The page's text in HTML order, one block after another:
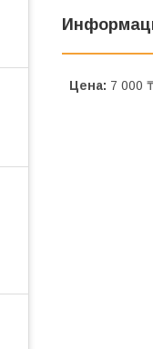
Цена: 7 000 ₸